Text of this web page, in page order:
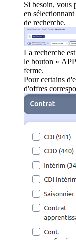
Si besoin, vous
en
de recherche.
La recherche
le bouton «
ferme.
Pour certains
d'offres